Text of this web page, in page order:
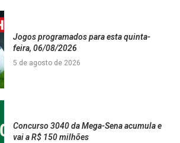
Jogos programados para esta quinta-
feira, 06/08/2026
5 de agosto de 2026
Concurso 3040 da Mega-Sena acumula e
vai a R$ 150 milhões